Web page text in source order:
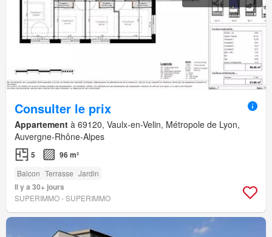
Consulter le prix
Appartement à 69120, Vaulx-en-Velin, Métropole de Lyon,
Auvergne-Rhône-Alpes
5 96 m²
Balcon Terrasse Jardin
Il y a 30+ jours
SUPERIMMO - SUPERIMMO